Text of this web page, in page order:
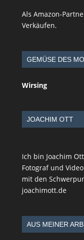
Als Amazon-
Verkäufen.
GEMÜSE DES
Wirsing
JOACHIM OTT
Ich bin Joachim
Fotograf und
mit den
joachimott.de
AUS MEINER